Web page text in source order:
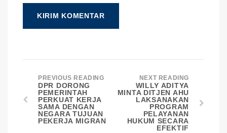
PREVIOUS READING
DPR DORONG
PEMERINTAH
PERKUAT KERJA
SAMA DENGAN
NEGARA TUJUAN
PEKERJA MIGRAN
NEXT READING
WILLY ADITYA
MINTA DITJEN AHU
LAKSANAKAN
PROGRAM
PELAYANAN
HUKUM SECARA
EFEKTIF